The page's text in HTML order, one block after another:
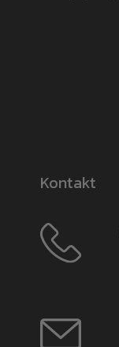
Kontakt